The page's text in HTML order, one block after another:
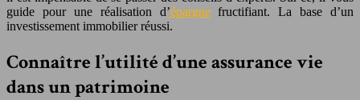
guide pour une réalisation d’épargnefructifiant. La base d’un
investissement immobilier réussi.
Connaître l’utilité d’une assurance vie
dans un patrimoine